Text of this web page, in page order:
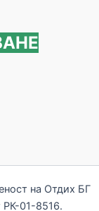
на Отдих БГ
РК-01-8516.